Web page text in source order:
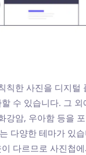
칙한 사진을 디지털
수 있습니다. 그
강암, 우아함 등을
다양한 테마가 있
다르므로 사진첩